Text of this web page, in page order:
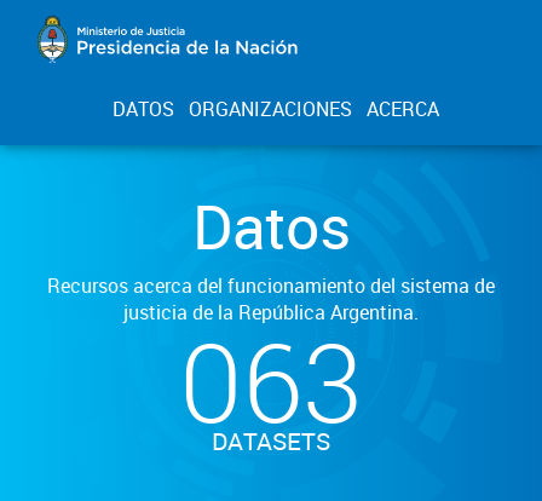
DATOS ORGANIZACIONES ACERCA
Datos
Recursos acerca del funcionamiento del sistema de
justicia de la República Argentina.
063
DATASETS